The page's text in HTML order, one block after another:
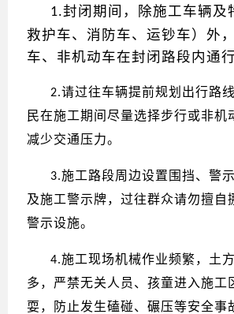
1.封闭期间，除施工车辆及
救护车、消防车、运钞车）外
车、非机动车在封闭路段内通行
2.请过往车辆提前规划出行路
民在施工期间尽量选择步行或非机
减少交通压力。
3.施工路段周边设置围挡、警
及施工警示牌，过往群众请勿擅自
警示设施。
4.施工现场机械作业频繁，土
多，严禁无关人员、孩童进入施工
耍，防止发生磕碰、碾压等安全事